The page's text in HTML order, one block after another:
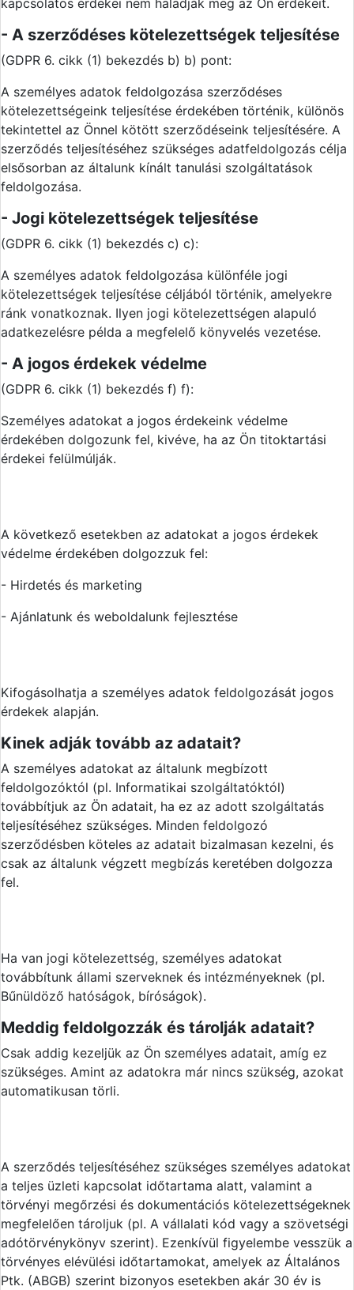
kapcsolatos érdekei nem haladják meg az Ön érdekeit.
- A szerződéses kötelezettségek teljesítése
(GDPR 6. cikk (1) bekezdés b) b) pont:
A személyes adatok feldolgozása szerződéses
kötelezettségeink teljesítése érdekében történik, különös
tekintettel az Önnel kötött szerződéseink teljesítésére. A
szerződés teljesítéséhez szükséges adatfeldolgozás célja
elsősorban az általunk kínált tanulási szolgáltatások
feldolgozása.
- Jogi kötelezettségek teljesítése
(GDPR 6. cikk (1) bekezdés c) c):
A személyes adatok feldolgozása különféle jogi
kötelezettségek teljesítése céljából történik, amelyekre
ránk vonatkoznak. Ilyen jogi kötelezettségen alapuló
adatkezelésre példa a megfelelő könyvelés vezetése.
- A jogos érdekek védelme
(GDPR 6. cikk (1) bekezdés f) f):
Személyes adatokat a jogos érdekeink védelme
érdekében dolgozunk fel, kivéve, ha az Ön titoktartási
érdekei felülmúlják.
A következő esetekben az adatokat a jogos érdekek
védelme érdekében dolgozzuk fel:
- Hirdetés és marketing
- Ajánlatunk és weboldalunk fejlesztése
Kifogásolhatja a személyes adatok feldolgozását jogos
érdekek alapján.
Kinek adják tovább az adatait?
A személyes adatokat az általunk megbízott
feldolgozóktól (pl. Informatikai szolgáltatóktól)
továbbítjuk az Ön adatait, ha ez az adott szolgáltatás
teljesítéséhez szükséges. Minden feldolgozó
szerződésben köteles az adatait bizalmasan kezelni, és
csak az általunk végzett megbízás keretében dolgozza
fel.
Ha van jogi kötelezettség, személyes adatokat
továbbítunk állami szerveknek és intézményeknek (pl.
Bűnüldöző hatóságok, bíróságok).
Meddig feldolgozzák és tárolják adatait?
Csak addig kezeljük az Ön személyes adatait, amíg ez
szükséges. Amint az adatokra már nincs szükség, azokat
automatikusan törli.
A szerződés teljesítéséhez szükséges személyes adatokat
a teljes üzleti kapcsolat időtartama alatt, valamint a
törvényi megőrzési és dokumentációs kötelezettségeknek
megfelelően tároljuk (pl. A vállalati kód vagy a szövetségi
adótörvénykönyv szerint). Ezenkívül figyelembe vesszük a
törvényes elévülési időtartamokat, amelyek az Általános
Ptk. (ABGB) szerint bizonyos esetekben akár 30 év is